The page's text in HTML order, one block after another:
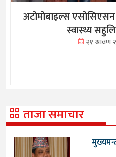
अटोमोबाइल्स
स्वास्थ्य
२१ श्रावण
ताजा समाचार